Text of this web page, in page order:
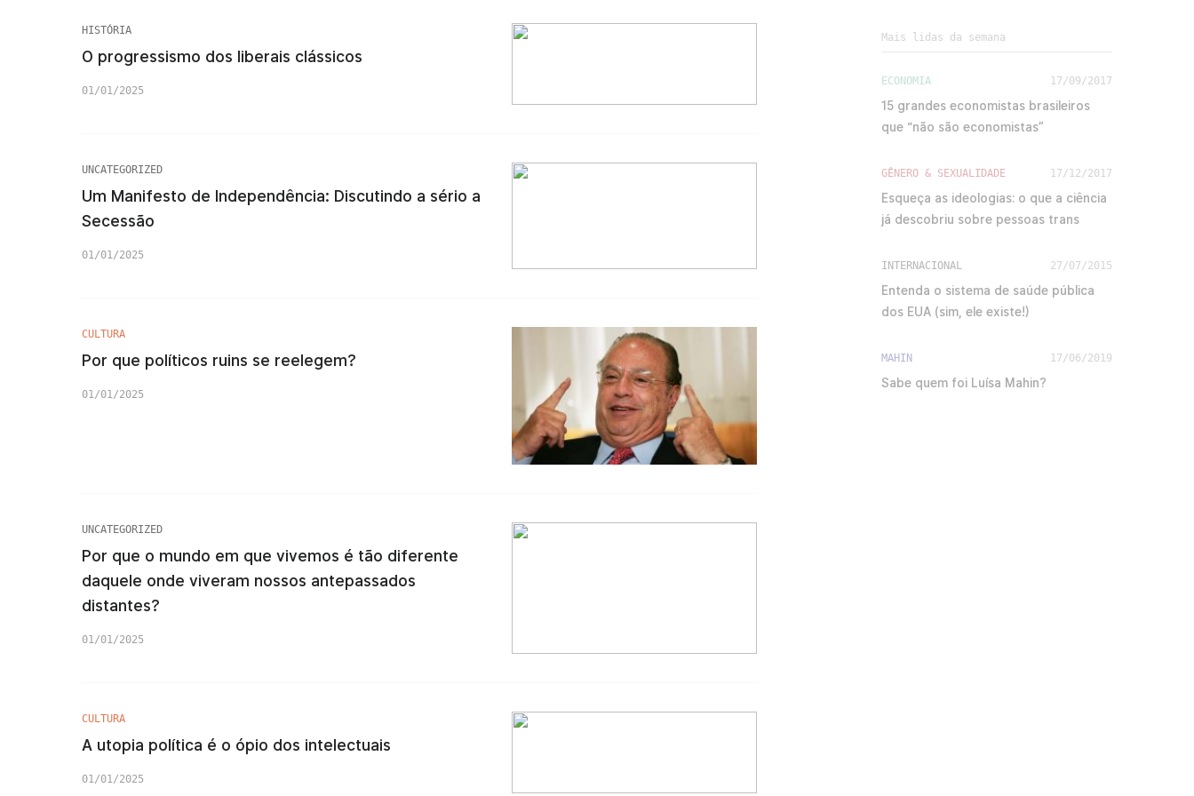
HISTÓRIA
O progressismo dos liberais clássicos
01/01/2025
UNCATEGORIZED
Um Manifesto de Independência: Discutindo a sério a
Secessão
01/01/2025
CULTURA
Por que políticos ruins se reelegem?
01/01/2025
UNCATEGORIZED
Por que o mundo em que vivemos é tão diferente
daquele onde viveram nossos antepassados
distantes?
01/01/2025
CULTURA
A utopia política é o ópio dos intelectuais
01/01/2025
Mais lidas da semana
ECONOMIA 17/09/2017
15 grandes economistas brasileiros
que “não são economistas”
GÊNERO & SEXUALIDADE 17/12/2017
Esqueça as ideologias: o que a ciência
já descobriu sobre pessoas trans
INTERNACIONAL 27/07/2015
Entenda o sistema de saúde pública
dos EUA (sim, ele existe!)
MAHIN 17/06/2019
Sabe quem foi Luísa Mahin?